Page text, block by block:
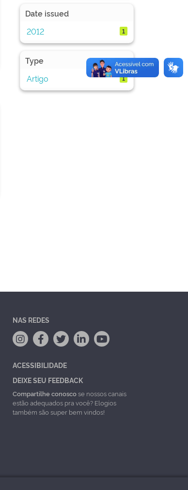
Date issued
2012
1
Type
Artigo
1
NAS REDES
ACESSIBILIDADE
DEIXE SEU FEEDBACK
Compartilhe conoscose nossos canais
estão adequados pra você? Elogios
também são super bem vindos!